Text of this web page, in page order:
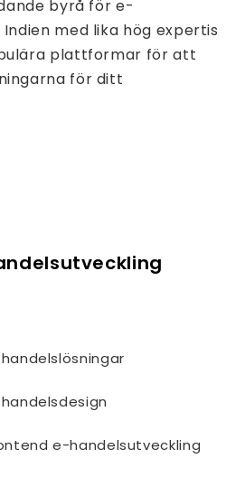
byrå för e-
med lika hög expertis
plattformar för att
för ditt
e-handelsutveckling